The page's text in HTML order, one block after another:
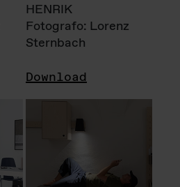
HENRIK
Fotografo: Lorenz
Sternbach
Download